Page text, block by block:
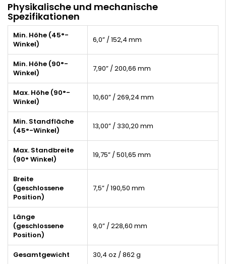
Physikalische und mechanische
Spezifikationen
Min. Höhe (45°-
Winkel)
6,0” / 152,4 mm
Min. Höhe (90°-
Winkel)
7,90” / 200,66 mm
Max. Höhe (90°-
Winkel)
10,60” / 269,24 mm
Min. Standfläche
(45°-Winkel)
13,00” / 330,20 mm
Max. Standbreite
(90° Winkel)
19,75” / 501,65 mm
Breite
(geschlossene
Position)
7,5” / 190,50 mm
Länge
(geschlossene
Position)
9,0” / 228,60 mm
Gesamtgewicht 30,4 oz / 862 g